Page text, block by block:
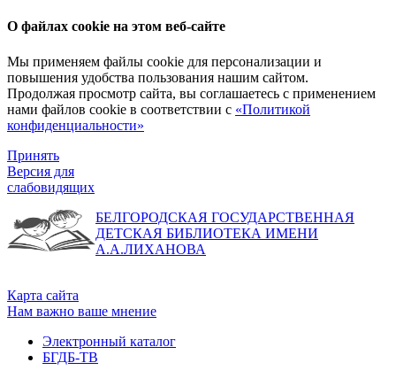
О файлах cookie на этом веб-сайте
Мы применяем файлы cookie для персонализации и
повышения удобства пользования нашим сайтом.
Продолжая просмотр сайта, вы соглашаетесь с применением
нами файлов cookie в соответствии с «Политикой
конфиденциальности»
Принять
Версия для
слабовидящих
БЕЛГОРОДСКАЯ ГОСУДАРСТВЕННАЯ
ДЕТСКАЯ БИБЛИОТЕКА ИМЕНИ
А.А.ЛИХАНОВА
Карта сайта
Нам важно ваше мнение
Электронный каталог
БГДБ-ТВ